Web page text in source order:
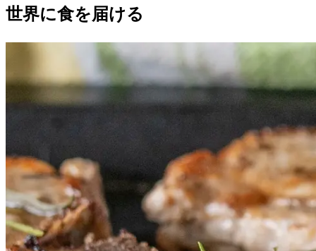
世界に食を届ける